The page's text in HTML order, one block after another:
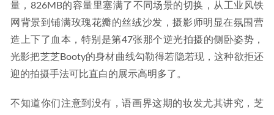
量，826MB的容量里塞满了不同场景的切换，从工业风铁
网背景到铺满玫瑰花瓣的丝绒沙发，摄影师明显在氛围营
造上下了血本，特别是第47张那个逆光拍摄的侧卧姿势，
光影把芝芝Booty的身材曲线勾勒得若隐若现，这种欲拒还
迎的拍摄手法可比直白的展示高明多了。
不知道你们注意到没有，语画界这期的妆发尤其讲究，芝